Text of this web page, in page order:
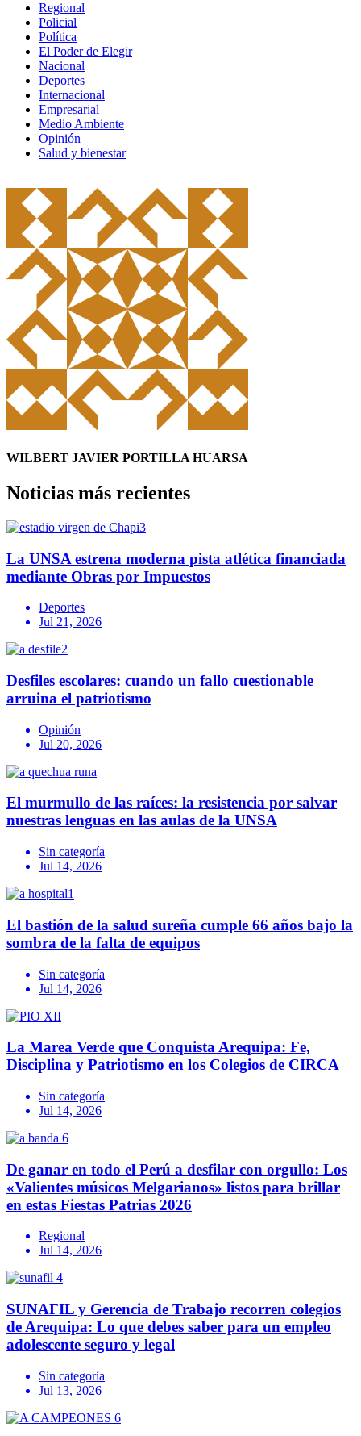
Regional
Policial
Política
El Poder de Elegir
Nacional
Deportes
Internacional
Empresarial
Medio Ambiente
Opinión
Salud y bienestar
WILBERT JAVIER PORTILLA HUARSA
Noticias más recientes
La UNSA estrena moderna pista atlética financiada
mediante Obras por Impuestos
Deportes
Jul 21, 2026
Desfiles escolares: cuando un fallo cuestionable
arruina el patriotismo
Opinión
Jul 20, 2026
El murmullo de las raíces: la resistencia por salvar
nuestras lenguas en las aulas de la UNSA
Sin categoría
Jul 14, 2026
El bastión de la salud sureña cumple 66 años bajo la
sombra de la falta de equipos
Sin categoría
Jul 14, 2026
La Marea Verde que Conquista Arequipa: Fe,
Disciplina y Patriotismo en los Colegios de CIRCA
Sin categoría
Jul 14, 2026
De ganar en todo el Perú a desfilar con orgullo: Los
«Valientes músicos Melgarianos» listos para brillar
en estas Fiestas Patrias 2026
Regional
Jul 14, 2026
SUNAFIL y Gerencia de Trabajo recorren colegios
de Arequipa: Lo que debes saber para un empleo
adolescente seguro y legal
Sin categoría
Jul 13, 2026